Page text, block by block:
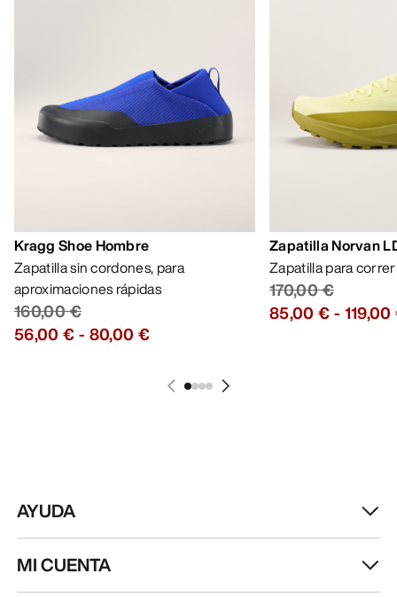
Kragg Shoe Hombre
Zapatilla sin cordones, para
aproximaciones rápidas
160,00 €
56,00 €- 80,00 €
Zapatilla Norvan
Zapatilla para
170,00 €
85,00 €-
AYUDA
MI CUENTA